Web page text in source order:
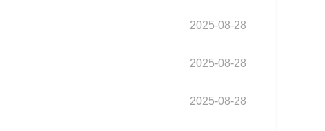
2025-08-28
2025-08-28
2025-08-28